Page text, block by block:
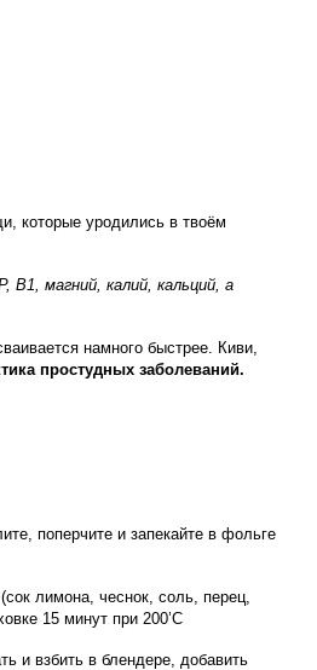
которые уродились в твоём
В1, магний, калий, кальций, а
намного быстрее. Киви,
простудных заболеваний.
поперчите и запекайте в фольге
лимона, чеснок, соль, перец,
15 минут при 200’С
и взбить в блендере, добавить